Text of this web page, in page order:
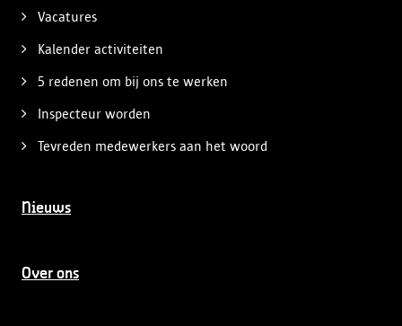
Vacatures
Kalender activiteiten
5 redenen om bij ons te werken
Inspecteur worden
Tevreden medewerkers aan het woord
Nieuws
Over ons